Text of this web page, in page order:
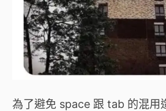
為了避免 space 跟 tab 的混用